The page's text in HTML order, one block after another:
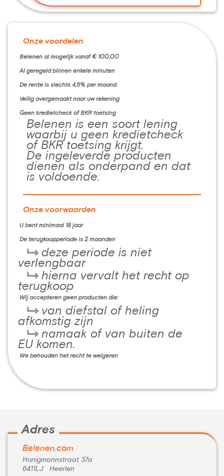
Onze voordelen
Belenen al mogelijk vanaf € 100,00
Al geregeld binnen enkele minuten
De rente is slechts 4,5% per maand
Veilig overgemaakt naar uw rekening
Geen kredietcheck of BKR toetsing
Belenen is een soort lening
waarbij u geen kredietcheck
of BKR toetsing krijgt.
De ingeleverde producten
dienen als onderpand en dat
is voldoende.
Onze voorwaarden
U bent minimaal 18 jaar
De terugkoopperiode is 2 maanden
deze periode is niet
verlengbaar
hierna vervalt het recht op
terugkoop
Wij accepteren geen producten die:
van diefstal of heling
afkomstig zijn
namaak of van buiten de
EU komen.
We behouden het recht te weigeren
Adres
Belenen.com
Honigmannstraat 37a
6411LJ Heerlen